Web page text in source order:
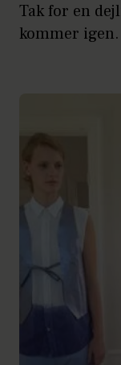
Tak for en
kommer igen.